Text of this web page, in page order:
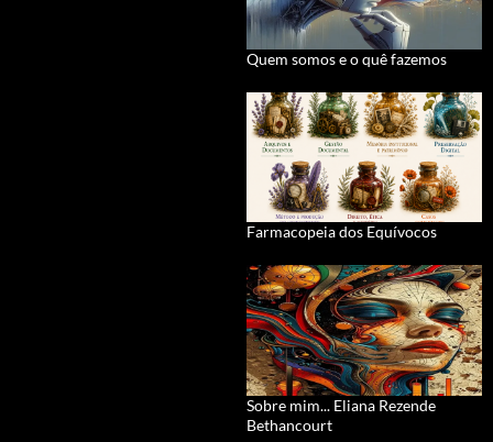
Quem somos e o quê fazemos
Farmacopeia dos Equívocos
Sobre mim... Eliana Rezende
Bethancourt